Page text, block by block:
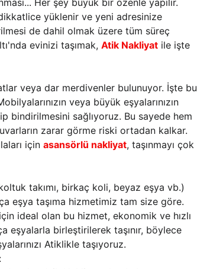
Her şey büyük bir özenle yapılır.
dikkatlice yüklenir ve yeni adresinize
de dahil olmak üzere tüm süreç
evinizi taşımak, Atik Nakliyat ile işte
veya dar merdivenler bulunuyor. İşte bu
veya büyük eşyalarınızın
bindirilmesini sağlıyoruz. Bu sayede hem
zarar görme riski ortadan kalkar.
için asansörlü nakliyat, taşınmayı çok
takımı, birkaç koli, beyaz eşya vb.)
eşya taşıma hizmetimiz tam size göre.
ideal olan bu hizmet, ekonomik ve hızlı
eşyalarla birleştirilerek taşınır, böylece
Atiklikle taşıyoruz.